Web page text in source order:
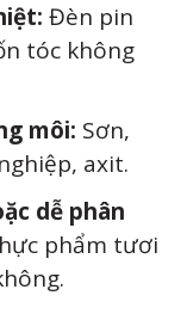
Đèn pin
tóc không
môi: Sơn,
axit.
dễ phân
phẩm tươi